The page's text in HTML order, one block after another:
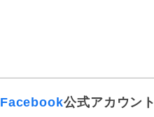
Facebook公式アカウント